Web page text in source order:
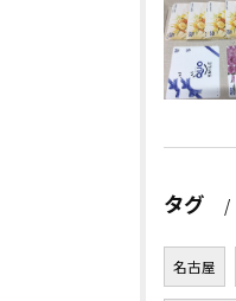
タグ
名古屋